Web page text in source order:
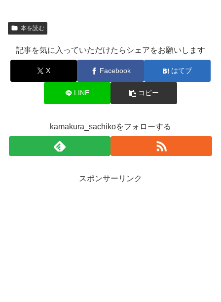
本を読む
記事を気に入っていただけたらシェアをお願いします
X Facebook はてブ
LINE コピー
kamakura_sachikoをフォローする
スポンサーリンク